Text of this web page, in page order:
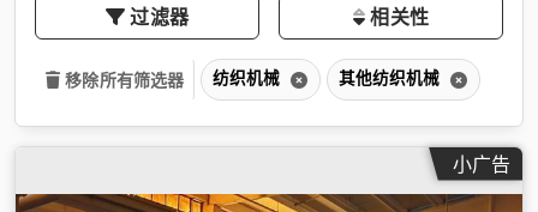
过滤器 相关性
移除所有筛选器 纺织机械 其他纺织机械
小广告